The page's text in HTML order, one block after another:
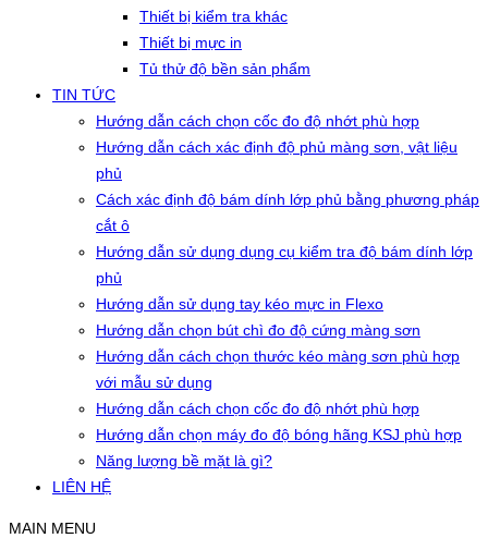
Thiết bị kiểm tra khác
Thiết bị mực in
Tủ thử độ bền sản phẩm
TIN TỨC
Hướng dẫn cách chọn cốc đo độ nhớt phù hợp
Hướng dẫn cách xác định độ phủ màng sơn, vật liệu
phủ
Cách xác định độ bám dính lớp phủ bằng phương pháp
cắt ô
Hướng dẫn sử dụng dụng cụ kiểm tra độ bám dính lớp
phủ
Hướng dẫn sử dụng tay kéo mực in Flexo
Hướng dẫn chọn bút chì đo độ cứng màng sơn
Hướng dẫn cách chọn thước kéo màng sơn phù hợp
với mẫu sử dụng
Hướng dẫn cách chọn cốc đo độ nhớt phù hợp
Hướng dẫn chọn máy đo độ bóng hãng KSJ phù hợp
Năng lượng bề mặt là gì?
LIÊN HỆ
MAIN MENU